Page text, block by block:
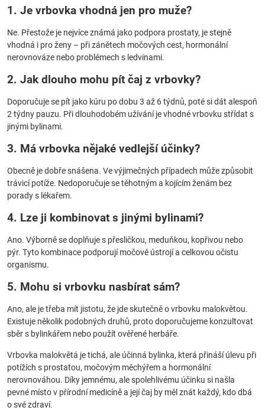
1. Je vrbovka vhodná jen pro muže?
Ne. Přestože je nejvíce známá jako podpora prostaty, je stejně
vhodná i pro ženy – při zánětech močových cest, hormonální
nerovnováze nebo problémech s ledvinami.
2. Jak dlouho mohu pít čaj z vrbovky?
Doporučuje se pít jako kúru po dobu 3 až 6 týdnů, poté si dát alespoň
2 týdny pauzu. Při dlouhodobém užívání je vhodné vrbovku střídat s
jinými bylinami.
3. Má vrbovka nějaké vedlejší účinky?
Obecně je dobře snášena. Ve výjimečných případech může způsobit
trávicí potíže. Nedoporučuje se těhotným a kojícím ženám bez
porady s lékařem.
4. Lze ji kombinovat s jinými bylinami?
Ano. Výborně se doplňuje s přesličkou, meduňkou, kopřivou nebo
pýr. Tyto kombinace podporují močové ústrojí a celkovou očistu
organismu.
5. Mohu si vrbovku nasbírat sám?
Ano, ale je třeba mít jistotu, že jde skutečně o vrbovku malokvětou.
Existuje několik podobných druhů, proto doporučujeme konzultovat
sběr s bylinkářem nebo použít ověřené herbáře.
Vrbovka malokvětá je tichá, ale účinná bylinka, která přináší úlevu při
potížích s prostatou, močovým měchýřem a hormonální
nerovnováhou. Díky jemnému, ale spolehlivému účinku si našla
pevné místo v přírodní medicíně a její čaj by měl znát každý, kdo dbá
o své zdraví.